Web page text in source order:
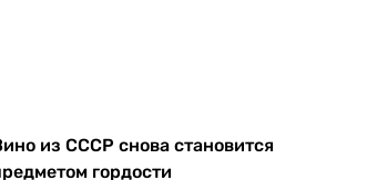
из СССР снова становится
гордости